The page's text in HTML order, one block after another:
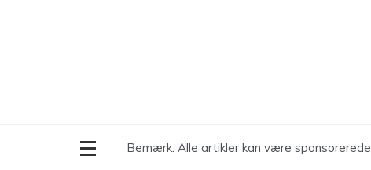
Bemærk: Alle artikler kan være sponsorerede